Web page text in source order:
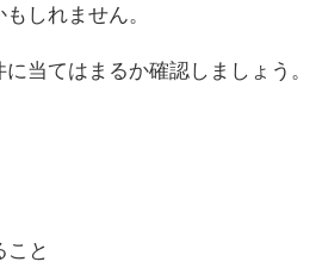
しれません。
当てはまるか確認しましょう。
こと